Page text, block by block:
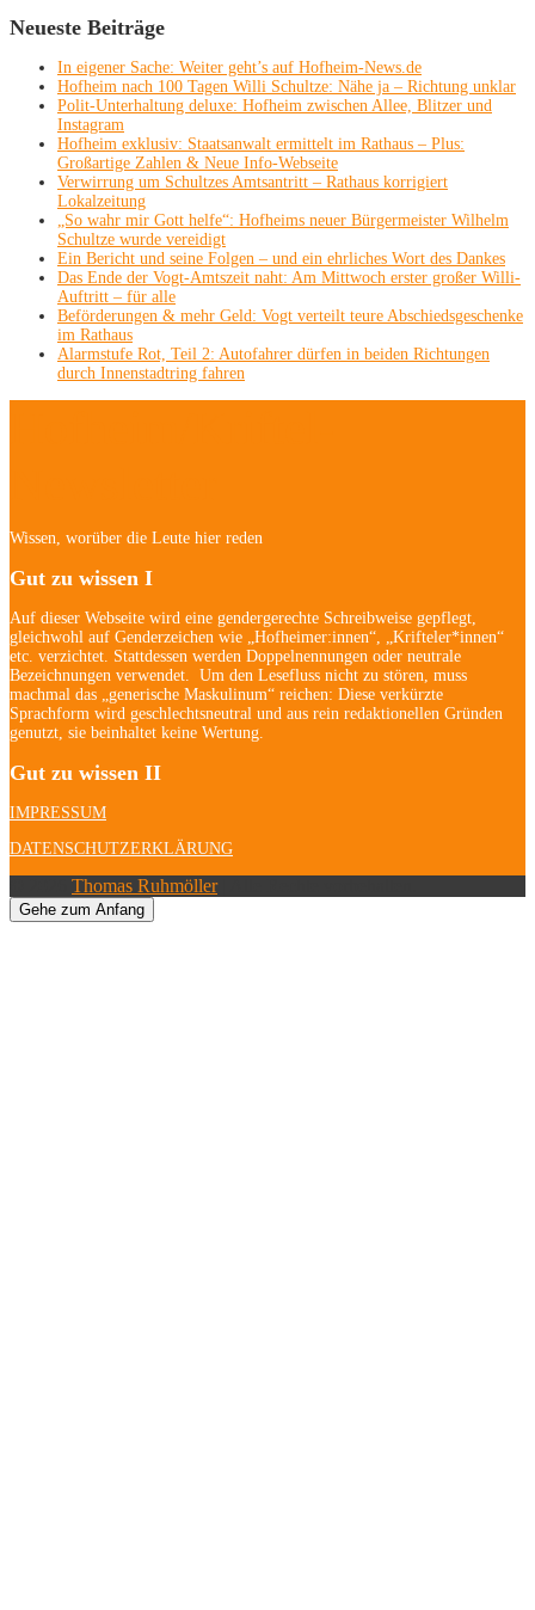
Neueste Beiträge
In eigener Sache: Weiter geht’s auf Hofheim-News.de
Hofheim nach 100 Tagen Willi Schultze: Nähe ja – Richtung unklar
Polit-Unterhaltung deluxe: Hofheim zwischen Allee, Blitzer und
Instagram
Hofheim exklusiv: Staatsanwalt ermittelt im Rathaus – Plus:
Großartige Zahlen & Neue Info-Webseite
Verwirrung um Schultzes Amtsantritt – Rathaus korrigiert
Lokalzeitung
„So wahr mir Gott helfe“: Hofheims neuer Bürgermeister Wilhelm
Schultze wurde vereidigt
Ein Bericht und seine Folgen – und ein ehrliches Wort des Dankes
Das Ende der Vogt-Amtszeit naht: Am Mittwoch erster großer Willi-
Auftritt – für alle
Beförderungen & mehr Geld: Vogt verteilt teure Abschiedsgeschenke
im Rathaus
Alarmstufe Rot, Teil 2: Autofahrer dürfen in beiden Richtungen
durch Innenstadtring fahren
Wissen, worüber die Leute hier reden
Gut zu wissen I
Auf dieser Webseite wird eine gendergerechte Schreibweise gepflegt,
gleichwohl auf Genderzeichen wie „Hofheimer:innen“, „Krifteler*innen“
etc. verzichtet. Stattdessen werden Doppelnennungen oder neutrale
Bezeichnungen verwendet. Um den Lesefluss nicht zu stören, muss
machmal das „generische Maskulinum“ reichen: Diese verkürzte
Sprachform wird geschlechtsneutral und aus rein redaktionellen Gründen
genutzt, sie beinhaltet keine Wertung.
Gut zu wissen II
IMPRESSUM
DATENSCHUTZERKLÄRUNG
Thomas Ruhmöller| Alle Rechte vorbehalten.
Gehe zum Anfang